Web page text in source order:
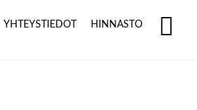
YHTEYSTIEDOT HINNASTO